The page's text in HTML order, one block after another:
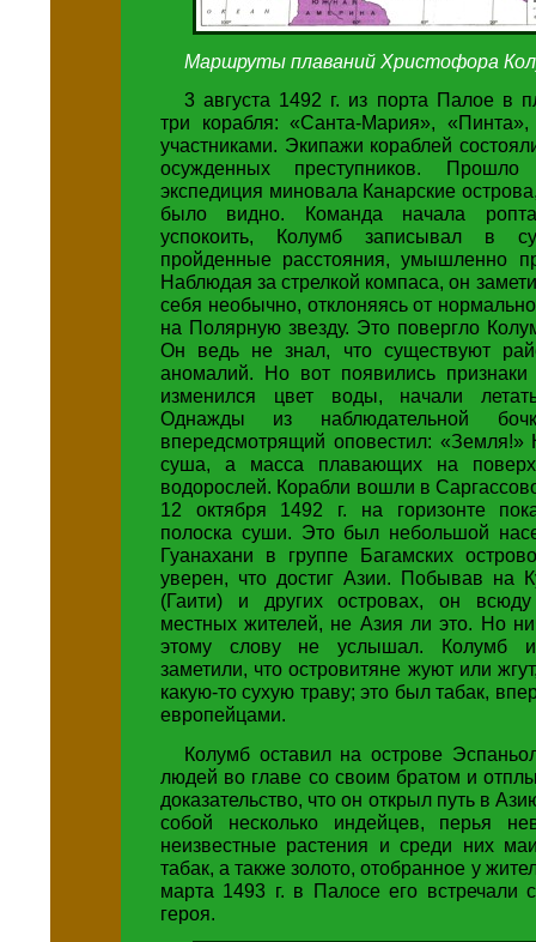
Маршруты плаваний Христофора
3 августа 1492 г. из порта Палое в
три корабля: «Санта-Мария»,
участниками. Экипажи кораблей
осужденных преступников.
экспедиция миновала Канарские
было видно. Команда начала
успокоить, Колумб записывал в
пройденные расстояния, умышленно
Наблюдая за стрелкой компаса, он
себя необычно, отклоняясь от
на Полярную звезду. Это повергло
Он ведь не знал, что существуют
аномалий. Но вот появились признаки
изменился цвет воды, начали
Однажды из наблюдательной
впередсмотрящий оповестил:
суша, а масса плавающих на
водорослей. Корабли вошли в
12 октября 1492 г. на горизонте
полоска суши. Это был небольшой
Гуанахани в группе Багамских
уверен, что достиг Азии. Побывав на
(Гаити) и других островах, он
местных жителей, не Азия ли это. Но
этому слову не услышал. Колумб и
заметили, что островитяне жуют или
какую-то сухую траву; это был табак,
европейцами.
Колумб оставил на острове
людей во главе со своим братом и
доказательство, что он открыл путь в
собой несколько индейцев, перья
неизвестные растения и среди них
табак, а также золото, отобранное у
марта 1493 г. в Палосе его встречали
героя.